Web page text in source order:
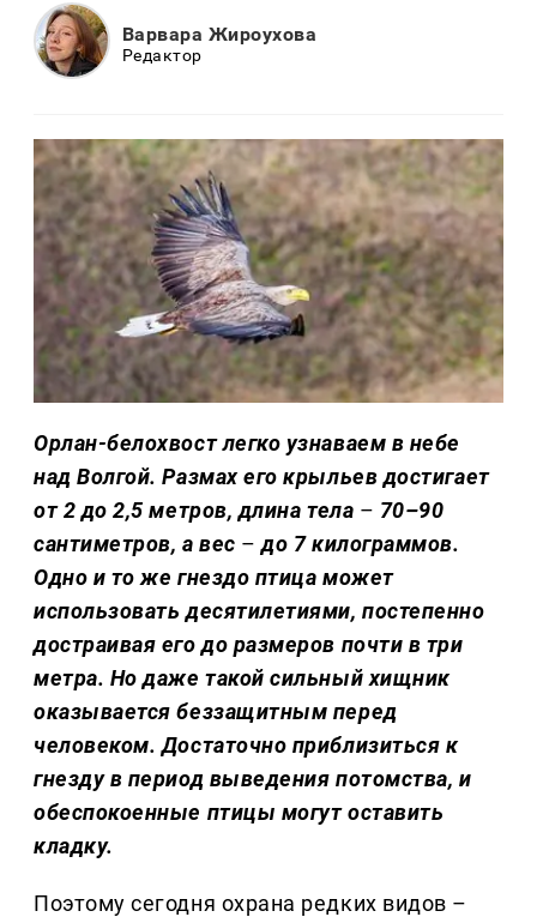
Варвара Жироухова
Редактор
Орлан-белохвост легко узнаваем в небе
над Волгой. Размах его крыльев достигает
от 2 до 2,5 метров, длина тела – 70–90
сантиметров, а вес – до 7 килограммов.
Одно и то же гнездо птица может
использовать десятилетиями, постепенно
достраивая его до размеров почти в три
метра. Но даже такой сильный хищник
оказывается беззащитным перед
человеком. Достаточно приблизиться к
гнезду в период выведения потомства, и
обеспокоенные птицы могут оставить
кладку.
Поэтому сегодня охрана редких видов –